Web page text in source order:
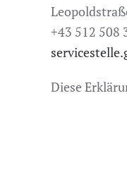
+43 512 508
Diese